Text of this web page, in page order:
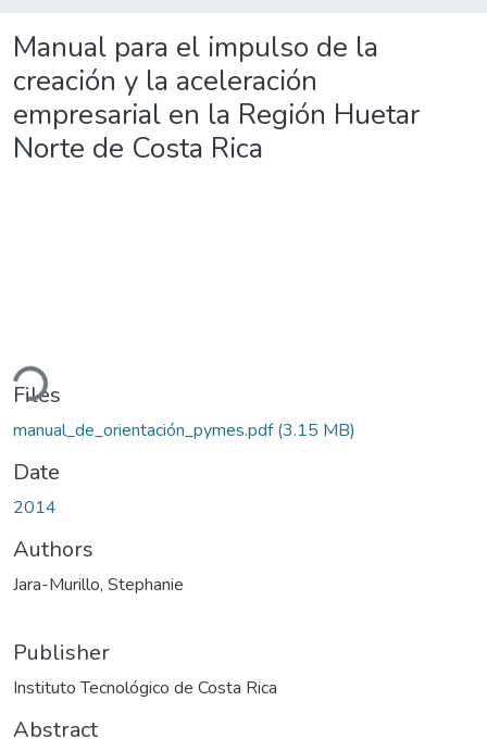
Manual para el impulso de la
creación y la aceleración
empresarial en la Región Huetar
Norte de Costa Rica
Files
manual_de_orientación_pymes.pdf(3.15 MB)
Date
2014
Authors
Jara-Murillo, Stephanie
Publisher
Instituto Tecnológico de Costa Rica
Abstract